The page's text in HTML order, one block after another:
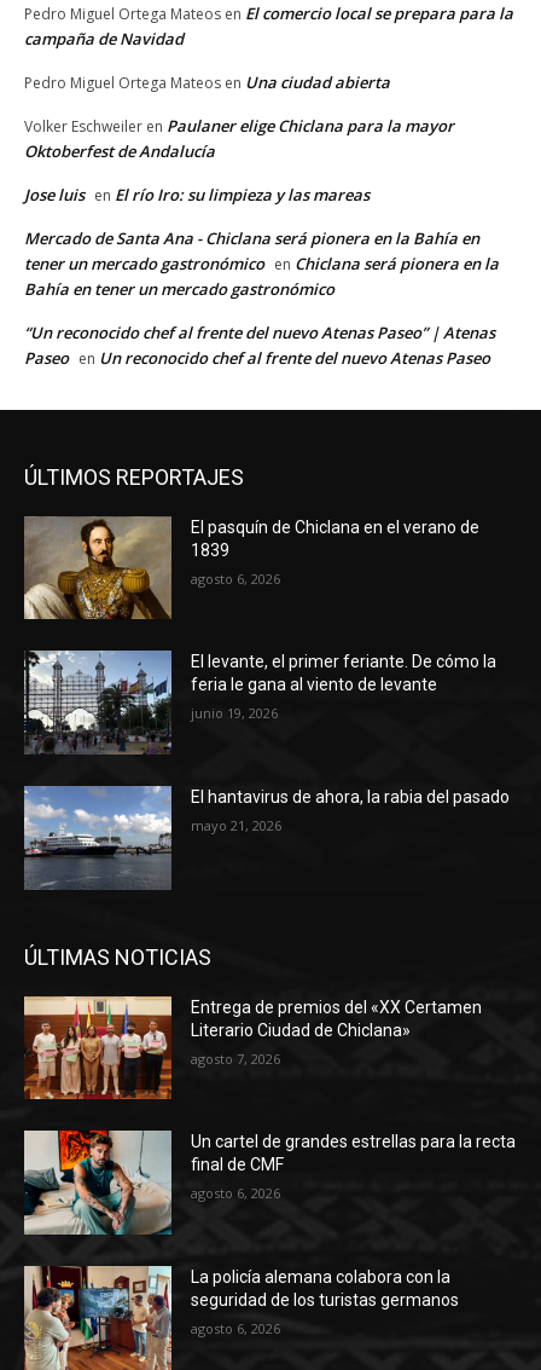
Pedro Miguel Ortega Mateos en El comercio local se prepara para la
campaña de Navidad
Pedro Miguel Ortega Mateos en Una ciudad abierta
Volker Eschweiler en Paulaner elige Chiclana para la mayor
Oktoberfest de Andalucía
Jose luis en El río Iro: su limpieza y las mareas
Mercado de Santa Ana - Chiclana será pionera en la Bahía en
tener un mercado gastronómico en Chiclana será pionera en la
Bahía en tener un mercado gastronómico
“Un reconocido chef al frente del nuevo Atenas Paseo” | Atenas
Paseo en Un reconocido chef al frente del nuevo Atenas Paseo
ÚLTIMOS REPORTAJES
El pasquín de Chiclana en el verano de
1839
agosto 6, 2026
El levante, el primer feriante. De cómo la
feria le gana al viento de levante
junio 19, 2026
El hantavirus de ahora, la rabia del pasado
mayo 21, 2026
ÚLTIMAS NOTICIAS
Entrega de premios del «XX Certamen
Literario Ciudad de Chiclana»
agosto 7, 2026
Un cartel de grandes estrellas para la recta
final de CMF
agosto 6, 2026
La policía alemana colabora con la
seguridad de los turistas germanos
agosto 6, 2026